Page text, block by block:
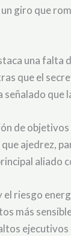
giro que
una falta
que el
señalado que
de
ajedrez,
aliado
el riesgo
más